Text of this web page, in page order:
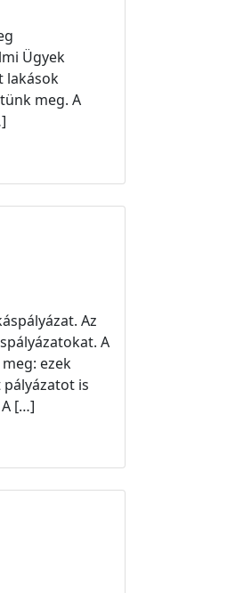
Ügyek
lakások
meg. A
Az
A
ezek
is
[…]